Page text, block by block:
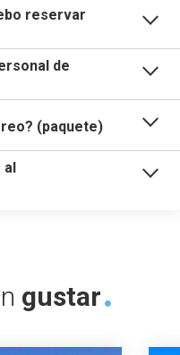
reservar
de
(paquete)
al
gustar